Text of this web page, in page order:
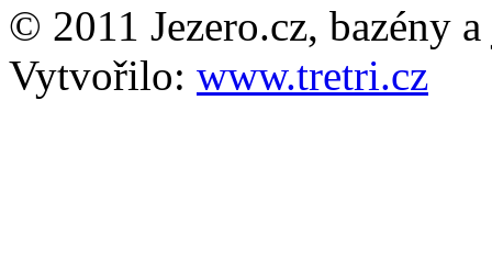
© 2011 Jezero.cz, bazény
Vytvořilo: www.tretri.cz